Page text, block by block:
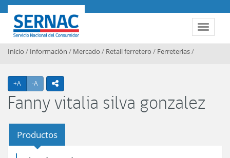
Contenido principal
Toggle
SERNAC
Inicio / Información / Mercado / Retail ferretero / Ferreterias/
+A Agrandar texto
-A Achicar textoicono compartir
Fanny vitalia silva gonzalez
Productos